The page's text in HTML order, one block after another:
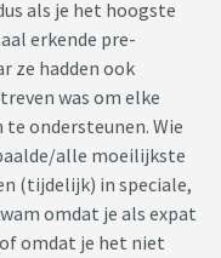
als je het hoogste
erkende pre-
ze hadden ook
was om elke
ondersteunen. Wie
alle moeilijkste
(tijdelijk) in speciale,
omdat je als expat
omdat je het niet